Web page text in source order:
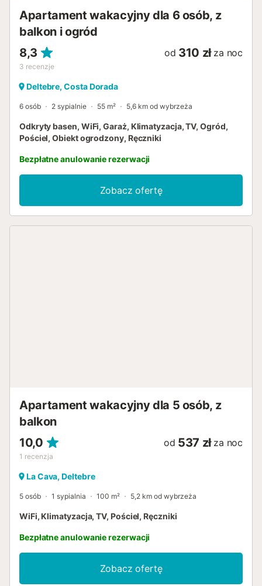
Apartament wakacyjny dla 6 osób, z
balkon i ogród
8,3
3 recenzje
od 310 zł za noc
Deltebre, Costa Dorada
6 osób 2 sypialnie 55 m² 5,6 km od wybrzeża
Odkryty basen, WiFi, Garaż, Klimatyzacja, TV, Ogród,
Pościel, Obiekt ogrodzony, Ręczniki
Bezpłatne anulowanie rezerwacji
Zobacz ofertę
Apartament wakacyjny dla 5 osób, z
balkon
10,0
1 recenzja
od 537 zł za noc
La Cava, Deltebre
5 osób 1 sypialnia 100 m² 5,2 km od wybrzeża
WiFi, Klimatyzacja, TV, Pościel, Ręczniki
Bezpłatne anulowanie rezerwacji
Zobacz ofertę